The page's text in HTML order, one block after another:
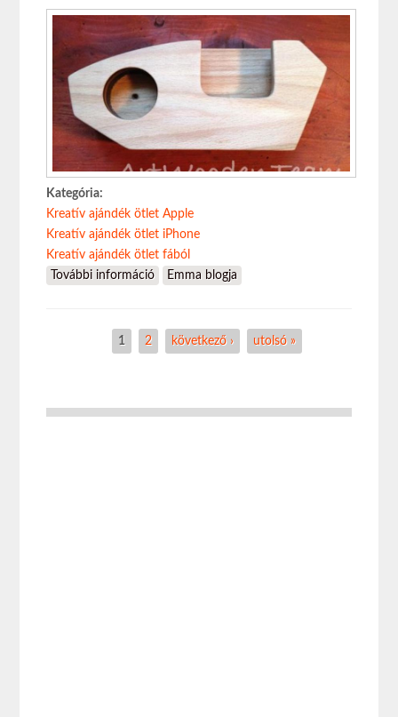
Kategória:
Kreatív ajándék ötlet Apple
Kreatív ajándék ötlet iPhone
Kreatív ajándék ötlet fából
További információ iPhone kiegészítő: fa hangszóró (cseresznye)
Emma blogja
1 2 következő › utolsó »